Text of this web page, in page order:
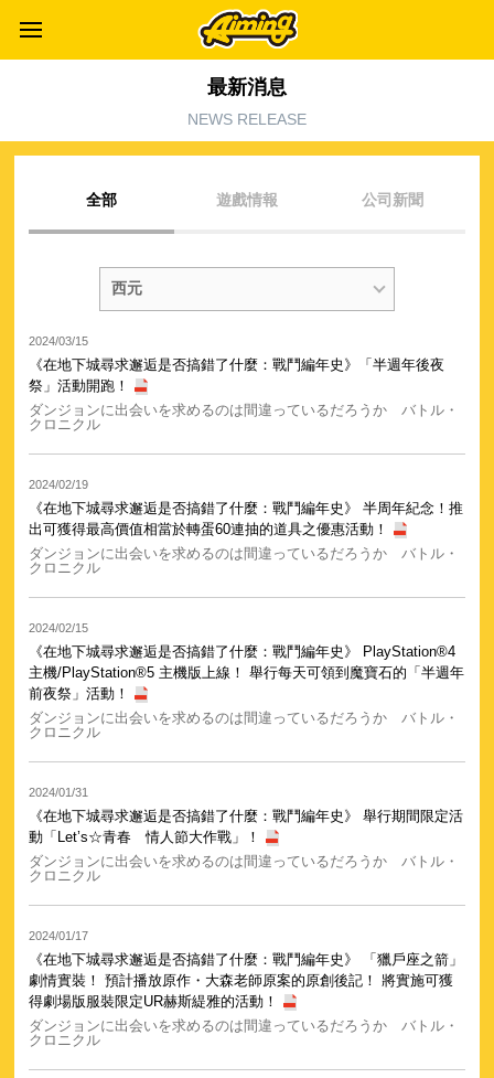
最新消息
NEWS RELEASE
全部 遊戲情報 公司新聞
2024/03/15
《在地下城尋求邂逅是否搞錯了什麼：戰鬥編年史》「半週年後夜
祭」活動開跑！
ダンジョンに出会いを求めるのは間違っているだろうか バトル・
クロニクル
2024/02/19
《在地下城尋求邂逅是否搞錯了什麼：戰鬥編年史》 半周年紀念！推
出可獲得最高價值相當於轉蛋60連抽的道具之優惠活動！
ダンジョンに出会いを求めるのは間違っているだろうか バトル・
クロニクル
2024/02/15
《在地下城尋求邂逅是否搞錯了什麼：戰鬥編年史》 PlayStation®4
主機/PlayStation®5 主機版上線！ 舉行每天可領到魔寶石的「半週年
前夜祭」活動！
ダンジョンに出会いを求めるのは間違っているだろうか バトル・
クロニクル
2024/01/31
《在地下城尋求邂逅是否搞錯了什麼：戰鬥編年史》 舉行期間限定活
動「Let’s☆青春 情人節大作戰」！
ダンジョンに出会いを求めるのは間違っているだろうか バトル・
クロニクル
2024/01/17
《在地下城尋求邂逅是否搞錯了什麼：戰鬥編年史》 「獵戶座之箭」
劇情實裝！ 預計播放原作・大森老師原案的原創後記！ 將實施可獲
得劇場版服裝限定UR赫斯緹雅的活動！
ダンジョンに出会いを求めるのは間違っているだろうか バトル・
クロニクル